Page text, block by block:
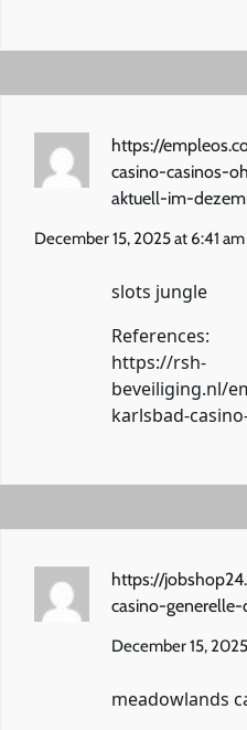
https://
casino-casinos-
aktuell-im-
December 15, 2025 at 6:41 am
slots jungle
References:
https://rsh-
beveiliging.nl/
karlsbad-
https://
casino-generelle-
December 15,
meadowlands